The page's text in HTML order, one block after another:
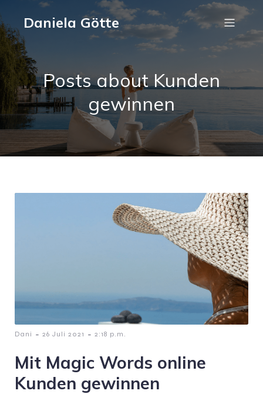
Daniela Götte
Posts about Kunden
gewinnen
Dani - 26 Juli 2021 - 2:18 p.m.
Mit Magic Words online
Kunden gewinnen